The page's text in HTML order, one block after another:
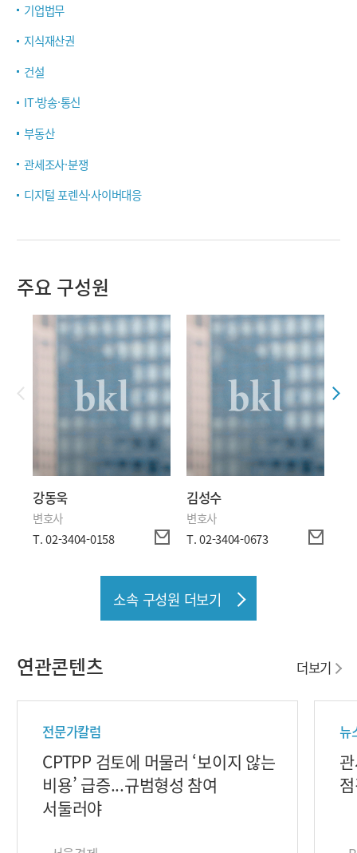
기업법무
지식재산권
건설
IT·방송·통신
부동산
관세조사·분쟁
디지털 포렌식·사이버대응
주요 구성원
강동욱
변호사
T. 02-3404-0158
김성수
변호사
T. 02-3404-0673
소속 구성원 더보기
연관콘텐츠 더보기
전문가칼럼
CPTPP 검토에 머물러 ‘보이지 않는
비용’ 급증...규범형성 참여
서둘러야
뉴